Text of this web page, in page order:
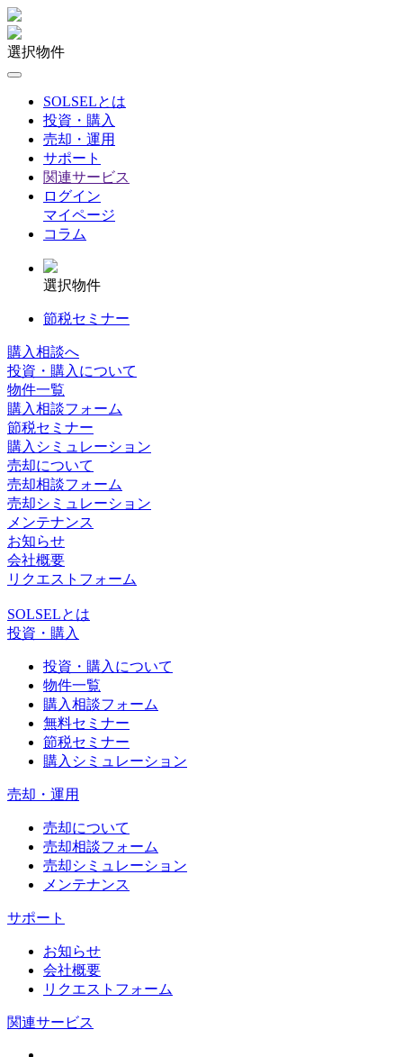
選択物件
SOLSELとは
投資・購入
売却・運用
サポート
関連サービス
ログイン
マイページ
コラム
選択物件
節税セミナー
購入相談へ
投資・購入について
物件一覧
購入相談フォーム
節税セミナー
購入シミュレーション
売却について
売却相談フォーム
売却シミュレーション
メンテナンス
お知らせ
会社概要
リクエストフォーム
SOLSELとは
投資・購入
投資・購入について
物件一覧
購入相談フォーム
無料セミナー
節税セミナー
購入シミュレーション
売却・運用
売却について
売却相談フォーム
売却シミュレーション
メンテナンス
サポート
お知らせ
会社概要
リクエストフォーム
関連サービス